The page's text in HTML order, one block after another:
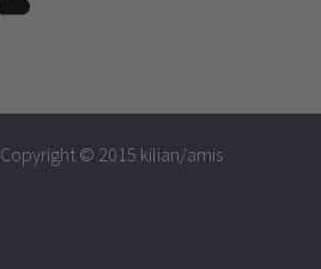
Copyright © 2015 kilian/amis